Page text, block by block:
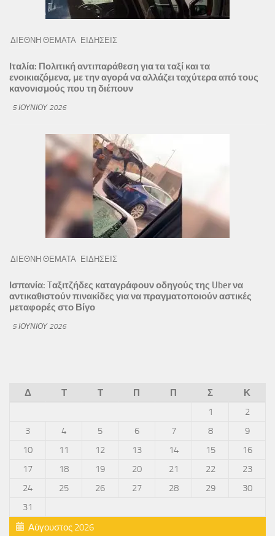
ΔΙΕΘΝΗ ΘΕΜΑΤΑ ΕΙΔΗΣΕΙΣ
Ιταλία: Πολιτική αντιπαράθεση για τα ταξί και τα
ενοικιαζόμενα, με την αγορά να αλλάζει ταχύτερα από τους
κανονισμούς που τη διέπουν
5 ΙΟΥΝΊΟΥ 2026
ΔΙΕΘΝΗ ΘΕΜΑΤΑ ΕΙΔΗΣΕΙΣ
Ισπανία: Tαξιτζήδες καταγράφουν οδηγούς της Uber να
αντικαθιστούν πινακίδες για να πραγματοποιούν αστικές
μεταφορές στο Βίγο
5 ΙΟΥΝΊΟΥ 2026
Αύγουστος 2026
Δ Τ Τ Π Π Σ
Κ
1
2
3
4 5 6 7 8
9
10
11 12 13 14 15
16
17
18 19 20 21 22
23
24
25 26 27 28 29
30
31